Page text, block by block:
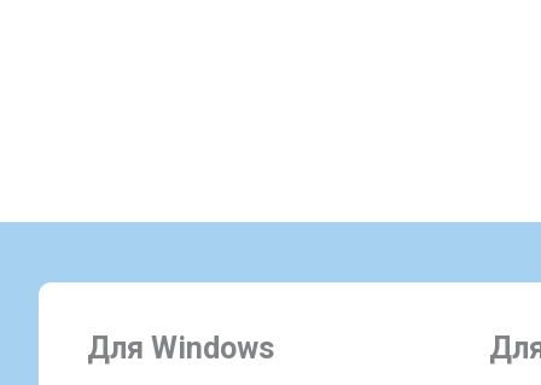
Для Windows